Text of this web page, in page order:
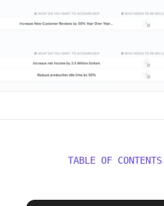
TABLE OF CONTENTS